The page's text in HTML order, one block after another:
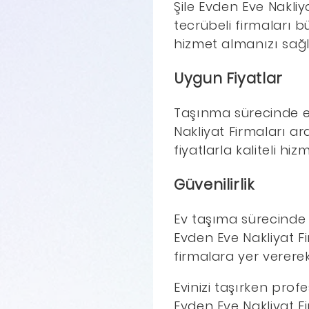
Şile Evden Eve
tecrübeli firmaları
hizmet almanızı
Uygun Fiyatlar
Taşınma sürecinde
Nakliyat Firmaları
fiyatlarla kaliteli
Güvenilirlik
Ev taşıma
Evden Eve Nakliyat
firmalara yer
Evinizi taşırken